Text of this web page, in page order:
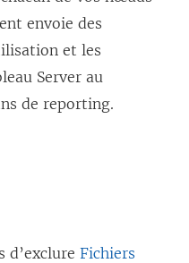
envoie des
et les
Server au
de reporting.
d’exclure Fichiers